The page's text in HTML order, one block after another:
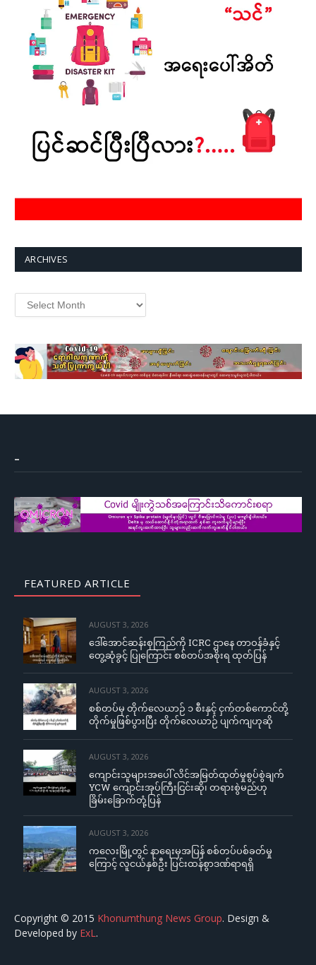
ARCHIVES
Archives
–
FEATURED ARTICLE
AUGUST 3, 2026
ဒေါ်အောင်ဆန်းစုကြည်ကို ICRC ဌာနေ တာဝန်ခံနှင့်
တွေ့ဆုံခွင့် ပြုကြောင်း စစ်တပ်အစိုးရ ထုတ်ပြန်
AUGUST 3, 2026
စစ်တပ်မှ တိုက်လေယာဉ် ၁ စီးနှင့် ငှက်တစ်ကောင်တို့
တိုက်မှုဖြစ်ပွားပြီး တိုက်လေယာဉ် ပျက်ကျဟုဆို
AUGUST 3, 2026
ကျောင်းသူများအပေါ် လိင်အမြတ်ထုတ်မှုစွပ်စွဲချက်
YCW ကျောင်းအုပ်ကြီးငြင်းဆို၊ တရားစွဲမည်ဟု
ခြိမ်းခြောက်တုံ့ပြန်
AUGUST 3, 2026
ကလေးမြို့တွင် နာရေးမှအပြန် စစ်တပ်ပစ်ခတ်မှု
ကြောင့် လူငယ်နှစ်ဦး ပြင်းထန်စွာဒဏ်ရာရရှိ
Copyright © 2015 Khonumthung News Group. Design &
Developed by ExL.